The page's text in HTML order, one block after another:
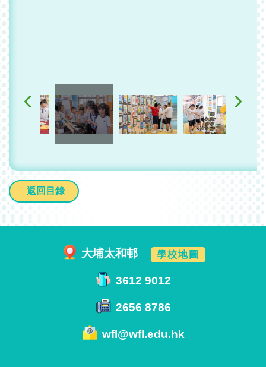
返回目錄
大埔太和邨 學校地圖
3612 9012
2656 8786
wfl@wfl.edu.hk